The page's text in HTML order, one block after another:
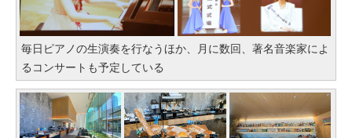
毎日ピアノの生演奏を行なうほか、月に数回、著名音楽家によ
るコンサートも予定している